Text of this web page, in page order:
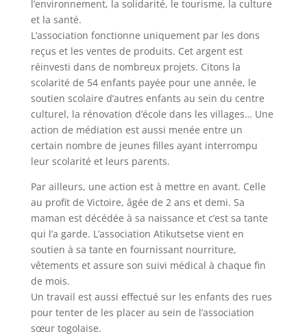
l’environnement, la solidarité, le tourisme, la culture
et la santé.
L’association fonctionne uniquement par les dons
reçus et les ventes de produits. Cet argent est
réinvesti dans de nombreux projets. Citons la
scolarité de 54 enfants payée pour une année, le
soutien scolaire d’autres enfants au sein du centre
culturel, la rénovation d’école dans les villages… Une
action de médiation est aussi menée entre un
certain nombre de jeunes filles ayant interrompu
leur scolarité et leurs parents.
Par ailleurs, une action est à mettre en avant. Celle
au profit de Victoire, âgée de 2 ans et demi. Sa
maman est décédée à sa naissance et c’est sa tante
qui l’a garde. L’association Atikutsetse vient en
soutien à sa tante en fournissant nourriture,
vêtements et assure son suivi médical à chaque fin
de mois.
Un travail est aussi effectué sur les enfants des rues
pour tenter de les placer au sein de l’association
sœur togolaise.